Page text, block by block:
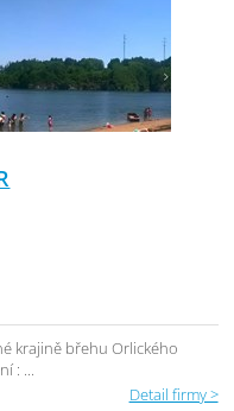
krajině břehu Orlického
: ...
Detail firmy >